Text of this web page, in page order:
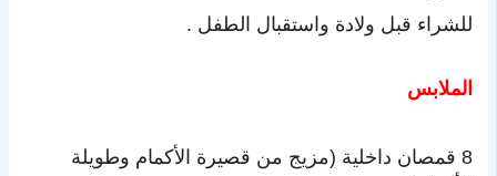
للشراء قبل ولادة واستقبال الطفل .
الملابس
8 قمصان داخلية (مزيج من قصيرة الأكمام وطويلة